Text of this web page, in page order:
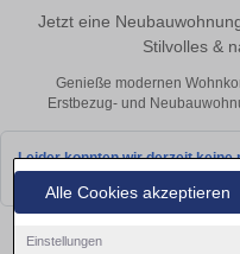
Alle Cookies akzeptieren
Einstellungen
Jetzt eine
Stilvolles &
Genieße modernen
Erstbezug- und
Leider konnten wir derzeit keine